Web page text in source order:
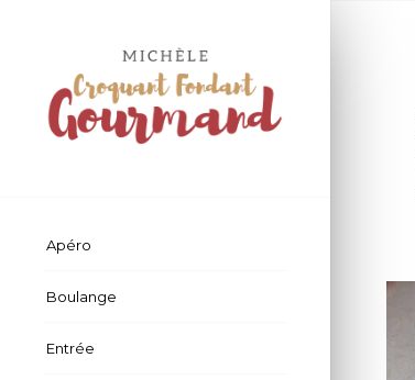
Apéro
Boulange
Entrée